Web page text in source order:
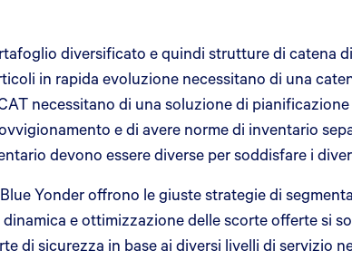
diversificato e quindi strutture di catena
in rapida evoluzione necessitano di una
necessitano di una soluzione di
e di avere norme di inventario
devono essere diverse per soddisfare i
Yonder offrono le giuste strategie di
e ottimizzazione delle scorte offerte si
di sicurezza in base ai diversi livelli di servizio